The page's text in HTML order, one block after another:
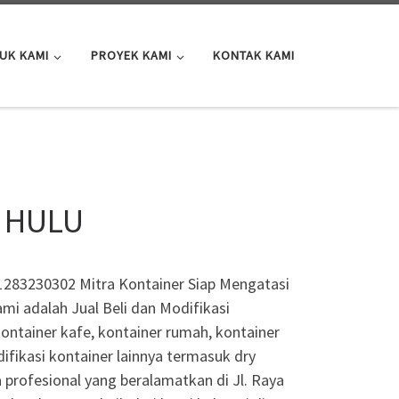
KAMI PROYEK KAMI KONTAK KAMI
Mitra Kontainer Siap Mengatasi
adalah Jual Beli dan Modifikasi
kafe, kontainer rumah, kontainer
kontainer lainnya termasuk dry
yang beralamatkan di Jl. Raya